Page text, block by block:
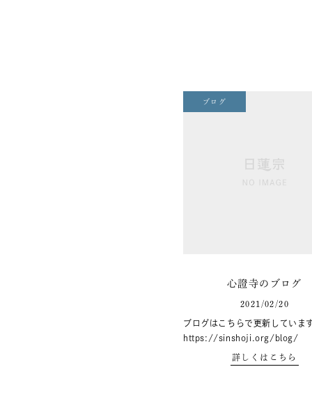
ブログ
心證寺のブログ
2021/02/20
ブログはこちらで更新していま
https://sinshoji.org/blog/
詳しくはこちら